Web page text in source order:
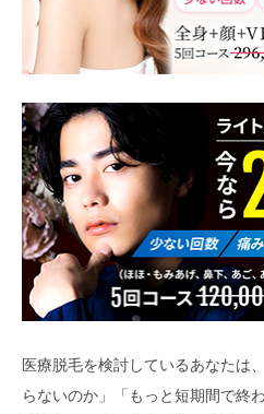
医療脱毛を検討しているあなたは
らないのか」「もっと短期間で終